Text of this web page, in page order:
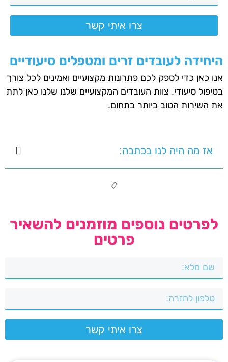
צרו איתי קשר
היחידה לעובדים זרים ומטפלים סיעודיים
אנו כאן כדי לספק לכם פתרונות מקצועיים ואמינים לכל צורך
בטיפול סיעודי. צוות העובדים המקצועיים שלנו שלנו כאן לתת
את השירות הטוב ביותר בתחום.
אז מה היה לנו בכתבה:
לפרטים נוספים מוזמנים להשאיר
פרטים
צרו איתי קשר